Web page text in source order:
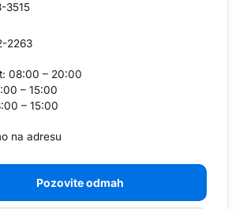
3515
2263
08:00 – 20:00
– 15:00
– 15:00
na adresu
Pozovite odmah